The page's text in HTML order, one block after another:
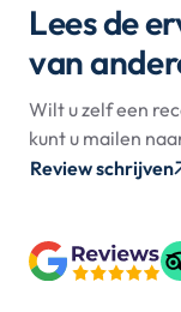
Lees de
van
Wilt u zelf een
kunt u mailen
Review schrijven